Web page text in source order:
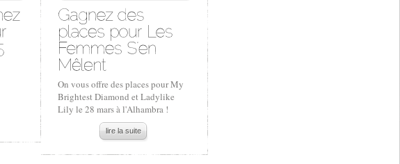
On vous offre des places pour My
Brightest Diamond et Ladylike
Lily le 28 mars à l'Alhambra !
lire la suite